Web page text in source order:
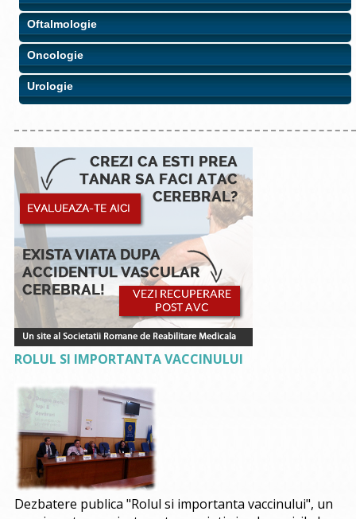
Oftalmologie
Oncologie
Urologie
ROLUL SI IMPORTANTA VACCINULUI
Dezbatere publica "Rolul si importanta vaccinului", un